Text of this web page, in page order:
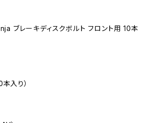
ブレーキディスクボルト フロント用 10本
入り）